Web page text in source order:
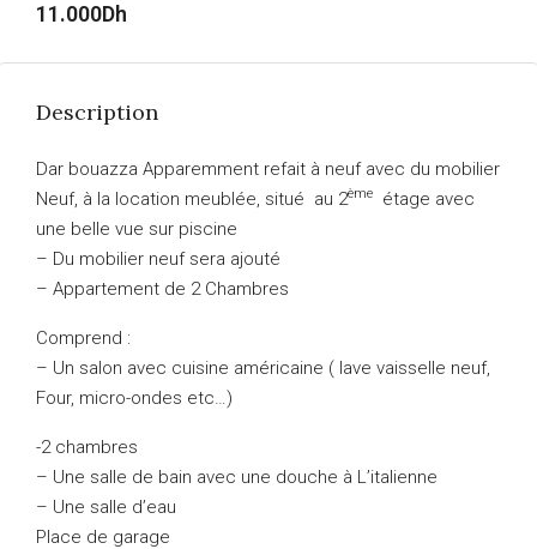
11.000Dh
Description
Dar bouazza Apparemment refait à neuf avec du mobilier
Neuf, à la location meublée, situé au 2ème
étage avec
une belle vue sur piscine
– Du mobilier neuf sera ajouté
– Appartement de 2 Chambres
Comprend :
– Un salon avec cuisine américaine ( lave vaisselle neuf,
Four, micro-ondes etc…)
-2 chambres
– Une salle de bain avec une douche à L’italienne
– Une salle d’eau
Place de garage